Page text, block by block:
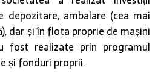
depozitare, ambalare (cea mai
dar și în flota proprie de mașini
fost realizate prin programul
și fonduri proprii.